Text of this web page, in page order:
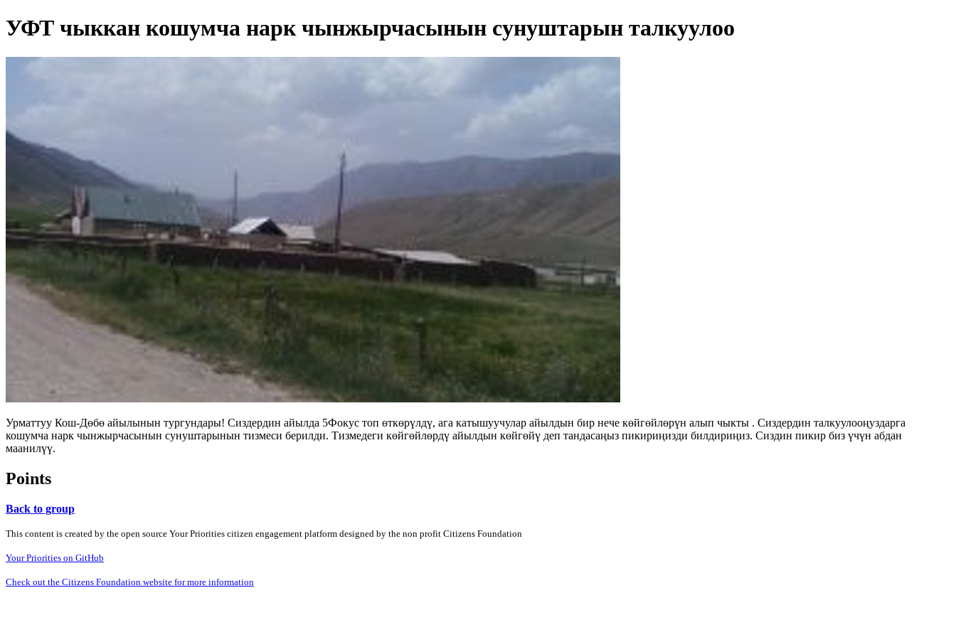
УФТ чыккан кошумча нарк чынжырчасынын сунуштарын талкуулоо
Урматтуу Кош-Дөбө айылынын тургундары! Сиздердин айылда 5Фокус топ өткөрүлдү, ага катышуучулар айылдын бир нече көйгөйлөрүн алып чыкты . Сиздердин талкуулооңуздарга
кошумча нарк чынжырчасынын сунуштарынын тизмеси берилди. Тизмедеги көйгөйлөрдү айылдын көйгөйү деп тандасаңыз пикириңизди билдириңиз. Сиздин пикир биз үчүн абдан
маанилүү.
Points
Back to group
This content is created by the open source Your Priorities citizen engagement platform designed by the non profit Citizens Foundation
Your Priorities on GitHub
Check out the Citizens Foundation website for more information